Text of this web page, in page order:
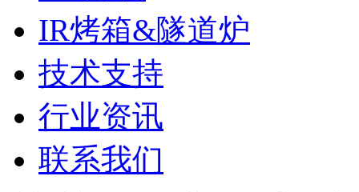
IR烤箱&隧道炉
技术支持
行业资讯
联系我们